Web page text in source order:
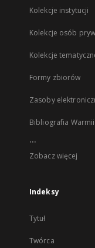
Kolekcje instytucji
Kolekcje osób
Kolekcje
Formy zbiorów
Zasoby
Bibliografia
...
Zobacz więcej
Indeksy
Tytuł
Twórca